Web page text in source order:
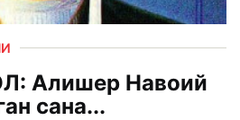
Алишер Навоий
сана...